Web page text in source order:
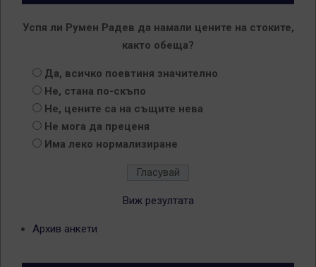
Успя ли Румен Радев да намали цените на стоките,
както обеща?
Да, всичко поевтиня значително
Не, стана по-скъпо
Не, цените са на същите нева
Не мога да преценя
Има леко нормализиране
Виж резултата
Архив анкети